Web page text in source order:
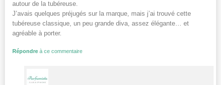
autour de la tubéreuse.
J’avais quelques préjugés sur la marque, mais j’ai trouvé cette
tubéreuse classique, un peu grande diva, assez élégante… et
agréable à porter.
Répondre à ce commentaire